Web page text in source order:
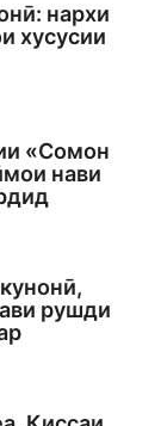
нархи
хусусии
«Сомон
нави
рушди